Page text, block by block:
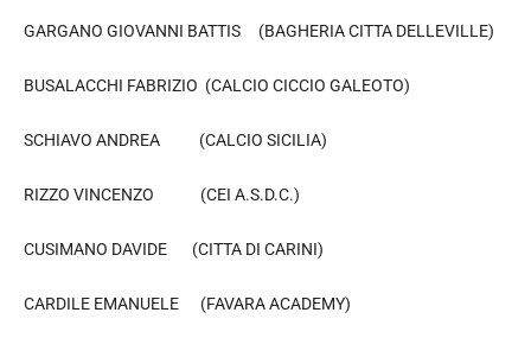
GARGANO GIOVANNI BATTIS (BAGHERIA CITTA DELLEVILLE)
BUSALACCHI FABRIZIO (CALCIO CICCIO GALEOTO)
SCHIAVO ANDREA (CALCIO SICILIA)
RIZZO VINCENZO (CEI A.S.D.C.)
CUSIMANO DAVIDE (CITTA DI CARINI)
CARDILE EMANUELE (FAVARA ACADEMY)